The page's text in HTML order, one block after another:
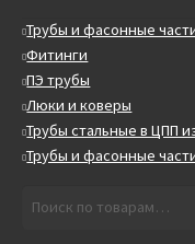
Трубы и фасонные
Фитинги
ПЭ трубы
Люки и коверы
Трубы стальные в ЦПП
Трубы и фасонные